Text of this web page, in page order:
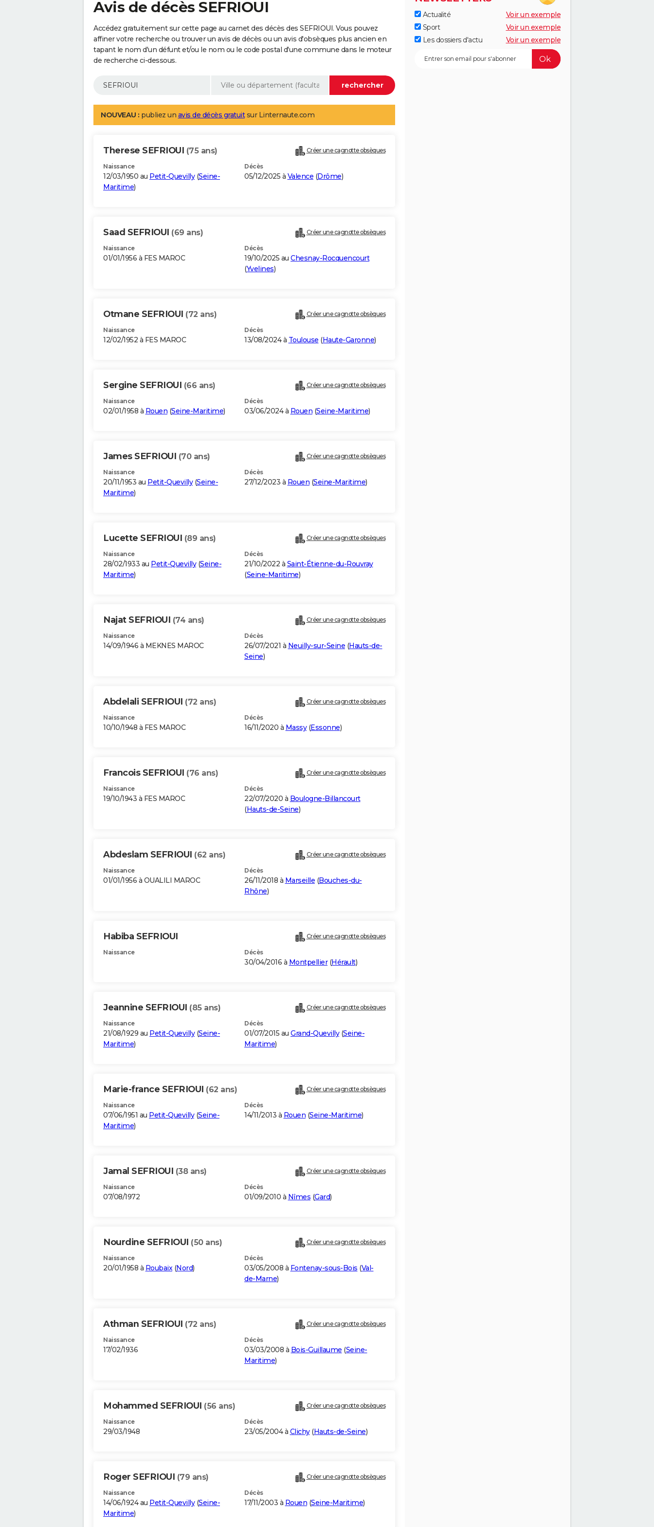
Avis de décès SEFRIOUI
Accédez gratuitement sur cette page au carnet des décès des SEFRIOUI. Vous pouvez
affiner votre recherche ou trouver un avis de décès ou un avis d'obsèques plus ancien en
tapant le nom d'un défunt et/ou le nom ou le code postal d'une commune dans le moteur
de recherche ci-dessous.
NOUVEAU : publiez un avis de décès gratuitsur Linternaute.com
Therese SEFRIOUI (75 ans) Créer une cagnotte obsèques
Naissance
12/03/1950 au Petit-Quevilly(Seine-
Maritime)
Décès
05/12/2025 à Valence (Drôme)
Saad SEFRIOUI (69 ans) Créer une cagnotte obsèques
Naissance
01/01/1956 à FES MAROC
Décès
19/10/2025 au Chesnay-Rocquencourt
(Yvelines)
Otmane SEFRIOUI (72 ans) Créer une cagnotte obsèques
Naissance
12/02/1952 à FES MAROC
Décès
13/08/2024 à Toulouse (Haute-Garonne)
Sergine SEFRIOUI (66 ans) Créer une cagnotte obsèques
Naissance
02/01/1958 à Rouen (Seine-Maritime)
Décès
03/06/2024 à Rouen (Seine-Maritime)
James SEFRIOUI (70 ans) Créer une cagnotte obsèques
Naissance
20/11/1953 au Petit-Quevilly(Seine-
Maritime)
Décès
27/12/2023 à Rouen (Seine-Maritime)
Lucette SEFRIOUI (89 ans) Créer une cagnotte obsèques
Naissance
28/02/1933 au Petit-Quevilly(Seine-
Maritime)
Décès
21/10/2022 à Saint-Étienne-du-Rouvray
(Seine-Maritime)
Najat SEFRIOUI (74 ans) Créer une cagnotte obsèques
Naissance
14/09/1946 à MEKNES MAROC
Décès
26/07/2021 à Neuilly-sur-Seine (Hauts-de-
Seine)
Abdelali SEFRIOUI (72 ans) Créer une cagnotte obsèques
Naissance
10/10/1948 à FES MAROC
Décès
16/11/2020 à Massy(Essonne)
Francois SEFRIOUI (76 ans) Créer une cagnotte obsèques
Naissance
19/10/1943 à FES MAROC
Décès
22/07/2020 à Boulogne-Billancourt
(Hauts-de-Seine)
Abdeslam SEFRIOUI (62 ans) Créer une cagnotte obsèques
Naissance
01/01/1956 à OUALILI MAROC
Décès
26/11/2018 à Marseille (Bouches-du-
Rhône)
Habiba SEFRIOUI Créer une cagnotte obsèques
Naissance Décès
30/04/2016 à Montpellier(Hérault)
Jeannine SEFRIOUI (85 ans) Créer une cagnotte obsèques
Naissance
21/08/1929 au Petit-Quevilly(Seine-
Maritime)
Décès
01/07/2015 au Grand-Quevilly(Seine-
Maritime)
Marie-france SEFRIOUI (62 ans) Créer une cagnotte obsèques
Naissance
07/06/1951 au Petit-Quevilly(Seine-
Maritime)
Décès
14/11/2013 à Rouen (Seine-Maritime)
Jamal SEFRIOUI (38 ans) Créer une cagnotte obsèques
Naissance
07/08/1972
Décès
01/09/2010 à Nîmes (Gard)
Nourdine SEFRIOUI (50 ans) Créer une cagnotte obsèques
Naissance
20/01/1958 à Roubaix(Nord)
Décès
03/05/2008 à Fontenay-sous-Bois (Val-
de-Marne)
Athman SEFRIOUI (72 ans) Créer une cagnotte obsèques
Naissance
17/02/1936
Décès
03/03/2008 à Bois-Guillaume (Seine-
Maritime)
Mohammed SEFRIOUI (56 ans) Créer une cagnotte obsèques
Naissance
29/03/1948
Décès
23/05/2004 à Clichy(Hauts-de-Seine)
Roger SEFRIOUI (79 ans) Créer une cagnotte obsèques
Naissance
14/06/1924 au Petit-Quevilly(Seine-
Maritime)
Décès
17/11/2003 à Rouen (Seine-Maritime)
Actualité
Voir un exemple
Sport
Voir un exemple
Les dossiers d'actu
Voir un exemple